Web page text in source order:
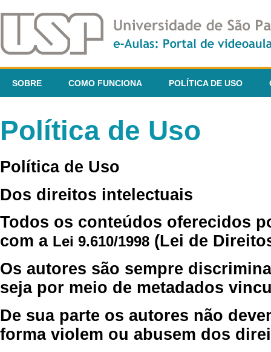
SOBRE COMO FUNCIONA POLÍTICA DE USO
Política de Uso
Política de Uso
Dos direitos intelectuais
Todos os conteúdos oferecidos
com a Lei 9.610/1998 (Lei de
Os autores são sempre
seja por meio de metadados
De sua parte os autores não
forma violem ou abusem dos